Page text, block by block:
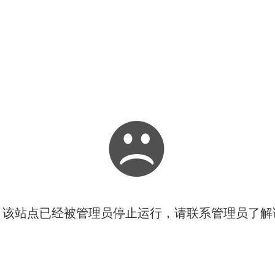
站点已经被管理员停止运行，请联系管理员了